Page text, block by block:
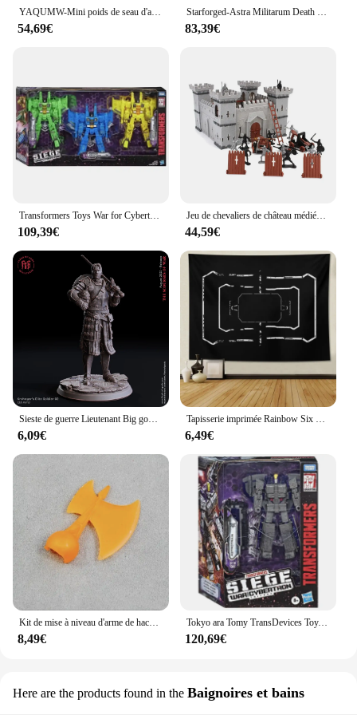
YAQUMW-Mini poids de seau d'armes de siège médiéval européen, puzzle en bois 3D, kits de modèles de bricolage, projets STEM, jouets pour cadeaux
54,69€
Starforged-Astra Militarum Death Korps of Krieg, Seege Regiment Mochila Warhammer, 40K Bolsa Para Computer, Marrón, M, Classic
83,39€
Transformers Toys War for Cybertron: Siège WFC-S52-54 Seeker, AcidStorm, NovaStorm, IonStorm, Figurines à collectionner, Cadeaux, Loisirs, 3 paquets
109,39€
Jeu de chevaliers de château médiéval pour enfants, accessoires de jeu d'infperform, soldats de guerre, bouclier de siège, loisirs, 1 ensemble
44,59€
6,09€ 6,49€
8,49€
Tokyo ara Tomy TransDevices Toy, série Siège WFC-S51 STRAtrain Action Figure, Collection Robot, Jouet pour enfants Hobby, En stock
120,69€
Here are the products found in the Baignoires et bains